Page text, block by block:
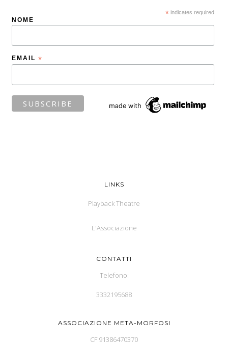
* indicates required
NOME
EMAIL *
LINKS
Playback Theatre
L'Associazione
CONTATTI
Telefono:
3332195688
ASSOCIAZIONE META-MORFOSI
CF 91386470370